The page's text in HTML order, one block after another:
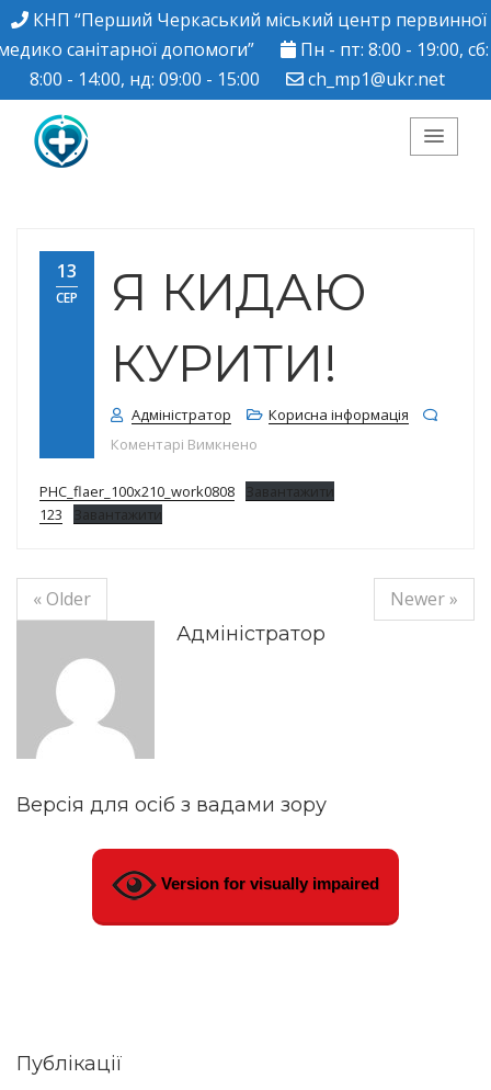
КНП “Перший Черкаський міський центр первинної
санітарної допомоги”
Пн - пт: 8:00 - 19:00, сб:
8:00 - 14:00, нд: 09:00 - 15:00
ch_mp1@ukr.net
Черкаський міський
центр ПМСД"
13
СЕР
Я КИДАЮ
КУРИТИ!
Адміністратор
Корисна інформація
Коментарі Вимкнено
PHC_flaer_100x210_work0808
Завантажити
123
Завантажити
« Older
Newer »
Адміністратор
Версія для осіб з вадами зору
Version for visually impaired
Публікації